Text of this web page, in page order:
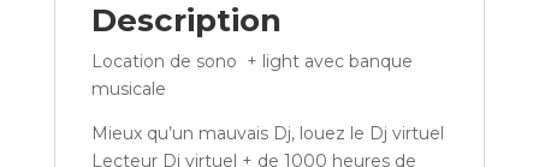
Description
Location de sono + light avec banque
musicale
Mieux qu’un mauvais Dj, louez le Dj virtuel
Lecteur Dj virtuel + de 1000 heures de